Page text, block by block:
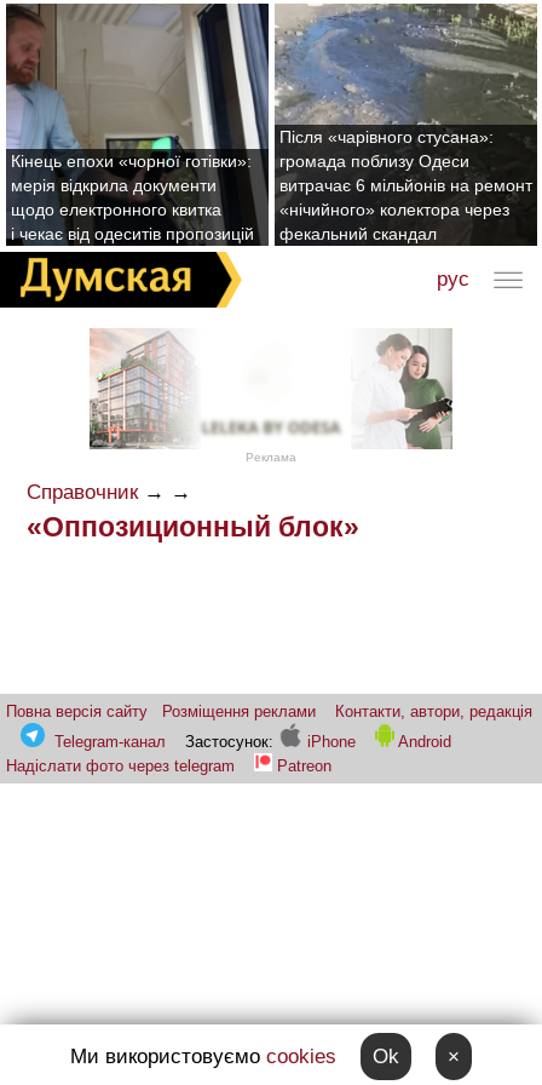
Кінець епохи «чорної готівки»:
мерія відкрила документи
щодо електронного квитка
і чекає від одеситів пропозицій
Після «чарівного стусана»:
громада поблизу Одеси
витрачає 6 мільйонів на ремонт
«нічийного» колектора через
фекальний скандал
рус
Реклама
Справочник→ →
«Оппозиционный блок»
Повна версія сайту Розміщення реклами
Контакти, автори, редакція
Telegram-канал
Застосунок: iPhone
Android
Надіслати фото через telegram
Patreon
Ми використовуємо cookies Ok ×